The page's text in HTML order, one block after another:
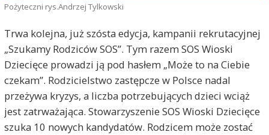
Pożyteczni rys.Andrzej Tylkowski
Trwa kolejna, już szósta edycja, kampanii rekrutacyjnej
„Szukamy Rodziców SOS”. Tym razem SOS Wioski
Dziecięce prowadzi ją pod hasłem „Może to na Ciebie
czekam”. Rodzicielstwo zastępcze w Polsce nadal
przeżywa kryzys, a liczba potrzebujących dzieci wciąż
jest zatrważająca. Stowarzyszenie SOS Wioski Dziecięce
szuka 10 nowych kandydatów. Rodzicem może zostać